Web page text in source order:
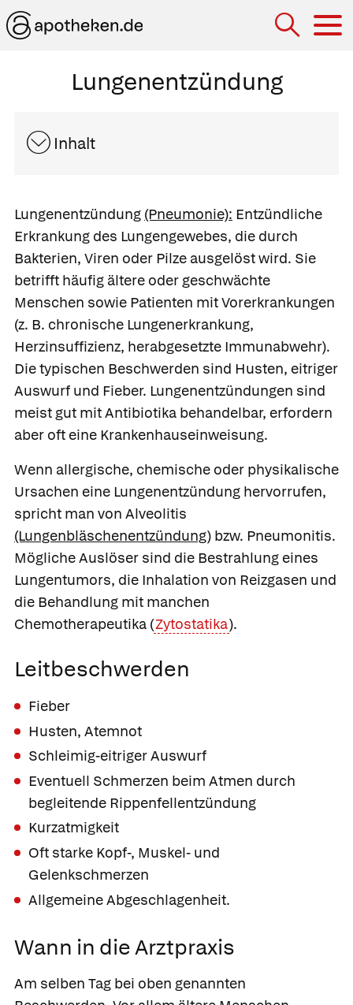
Lungenentzündung
Inhalt
Lungenentzündung (Pneumonie): Entzündliche
Erkrankung des Lungengewebes, die durch
Bakterien, Viren oder Pilze ausgelöst wird. Sie
betrifft häufig ältere oder geschwächte
Menschen sowie Patienten mit Vorerkrankungen
(z. B. chronische Lungenerkrankung,
Herzinsuffizienz, herabgesetzte Immunabwehr).
Die typischen Beschwerden sind Husten, eitriger
Auswurf und Fieber. Lungenentzündungen sind
meist gut mit Antibiotika behandelbar, erfordern
aber oft eine Krankenhauseinweisung.
Wenn allergische, chemische oder physikalische
Ursachen eine Lungenentzündung hervorrufen,
spricht man von Alveolitis
(Lungenbläschenentzündung) bzw. Pneumonitis.
Mögliche Auslöser sind die Bestrahlung eines
Lungentumors, die Inhalation von Reizgasen und
die Behandlung mit manchen
Chemotherapeutika (Zytostatika).
Leitbeschwerden
Fieber
Husten, Atemnot
Schleimig-eitriger Auswurf
Eventuell Schmerzen beim Atmen durch
begleitende Rippenfellentzündung
Kurzatmigkeit
Oft starke Kopf-, Muskel- und
Gelenkschmerzen
Allgemeine Abgeschlagenheit.
Wann in die Arztpraxis
Am selben Tag bei oben genannten